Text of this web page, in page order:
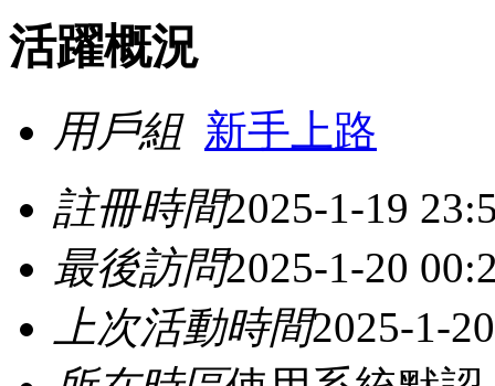
活躍概況
用戶組 新手上路
註冊時間2025-1-19
最後訪問2025-1-20
上次活動時間2025-1-